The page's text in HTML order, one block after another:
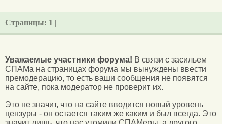
Страницы: 1 |
Уважаемые участники форума! В связи с засильем
СПАМа на страницах форума мы вынуждены ввести
премодерацию, то есть ваши сообщения не появятся
на сайте, пока модератор не проверит их.
Это не значит, что на сайте вводится новый уровень
цензуры - он остается таким же каким и был всегда. Это